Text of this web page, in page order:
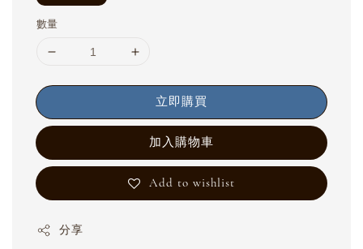
數量
立即購買
加入購物車
Add to wishlist
分享